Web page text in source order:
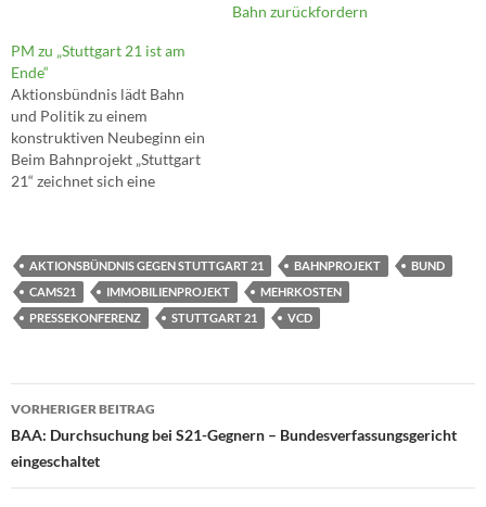
Bahn zurückfordern
PM zu „Stuttgart 21 ist am
Ende“
Aktionsbündnis lädt Bahn
und Politik zu einem
konstruktiven Neubeginn ein
Beim Bahnprojekt „Stuttgart
21“ zeichnet sich eine
Kosten auf 6 Milliarden Euro
eingeräumt. Das ist doppelt
so viel Geld wie noch auf
Grundlage der
AKTIONSBÜNDNIS GEGEN STUTTGART 21 BAHNPROJEKT
BUND
CAMS21
IMMOBILIENPROJEKT
MEHRKOSTEN
PRESSEKONFERENZ
STUTTGART 21 VCD
Beitragsnavigation
VORHERIGER BEITRAG
BAA: Durchsuchung bei S21-Gegnern – Bundesverfassungsgericht
eingeschaltet